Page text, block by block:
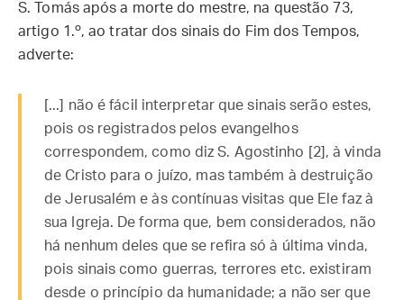
S. Tomás após a morte do mestre, na questão 73,
artigo 1.º, ao tratar dos sinais do Fim dos Tempos,
adverte:
[...] não é fácil interpretar que sinais serão estes,
pois os registrados pelos evangelhos
correspondem, como diz S. Agostinho [2], à vinda
de Cristo para o juízo, mas também à destruição
de Jerusalém e às contínuas visitas que Ele faz à
sua Igreja. De forma que, bem considerados, não
há nenhum deles que se refira só à última vinda,
pois sinais como guerras, terrores etc. existiram
desde o princípio da humanidade; a não ser que